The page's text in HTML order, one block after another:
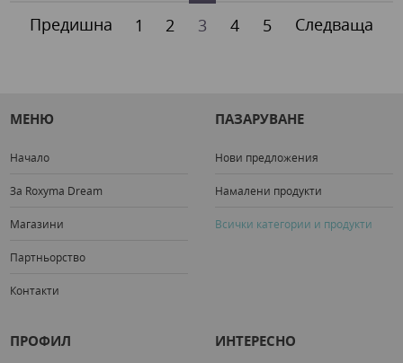
Предишна 1 2 3 4 5 Следваща
МЕНЮ
Начало
За Roxyma Dream
Магазини
Партньорство
Контакти
ПАЗАРУВАНЕ
Нови предложения
Намалени продукти
Всички категории и продукти
ПРОФИЛ ИНТЕРЕСНО